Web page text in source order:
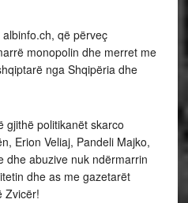
që përveç
monopolin dhe merret me
nga Shqipëria dhe
gjithë politikanët skarco
Erion Veliaj, Pandeli Majko,
dhe abuzive nuk ndërmarrin
dhe as me gazetarët
Zvicër!